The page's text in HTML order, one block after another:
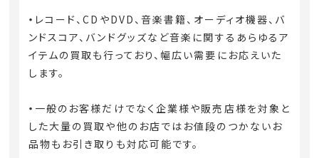
・ レコード、CDやDVD、音楽書籍、オーディオ機器、バ
ンドスコア、バンドグッズなど音楽に関するあらゆるア
イテムの買取も行っており、幅広い需要にお応えいた
します。
・ 一般のお客様だけでなく企業様や販売店様を対象と
した大量の買取や他のお店ではお値段のつかないお
品物もお引き取りも対応可能です。